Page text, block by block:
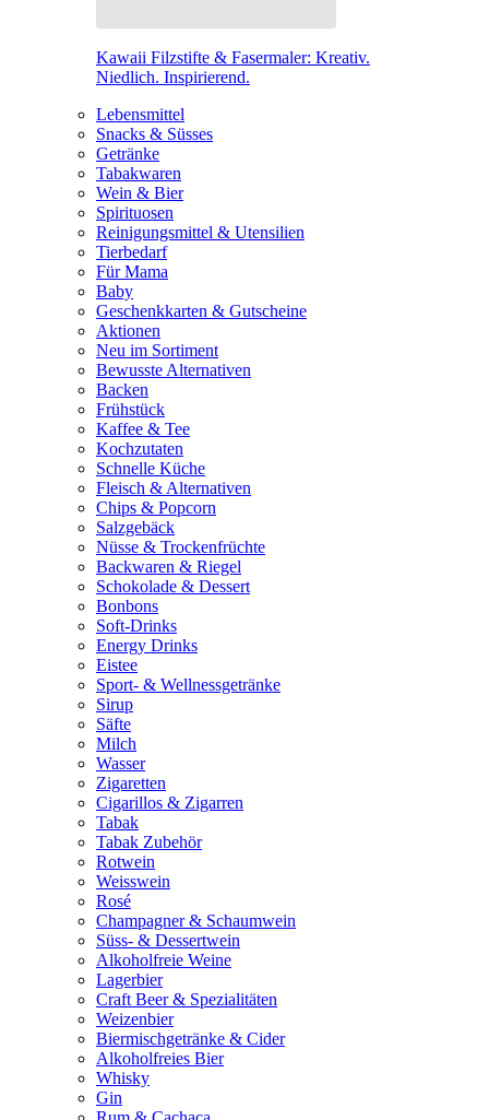
Kawaii Filzstifte & Fasermaler: Kreativ.
Niedlich. Inspirierend.
Lebensmittel
Snacks & Süsses
Getränke
Tabakwaren
Wein & Bier
Spirituosen
Reinigungsmittel & Utensilien
Tierbedarf
Für Mama
Baby
Geschenkkarten & Gutscheine
Aktionen
Neu im Sortiment
Bewusste Alternativen
Backen
Frühstück
Kaffee & Tee
Kochzutaten
Schnelle Küche
Fleisch & Alternativen
Chips & Popcorn
Salzgebäck
Nüsse & Trockenfrüchte
Backwaren & Riegel
Schokolade & Dessert
Bonbons
Soft-Drinks
Energy Drinks
Eistee
Sport- & Wellnessgetränke
Sirup
Säfte
Milch
Wasser
Zigaretten
Cigarillos & Zigarren
Tabak
Tabak Zubehör
Rotwein
Weisswein
Rosé
Champagner & Schaumwein
Süss- & Dessertwein
Alkoholfreie Weine
Lagerbier
Craft Beer & Spezialitäten
Weizenbier
Biermischgetränke & Cider
Alkoholfreies Bier
Whisky
Gin